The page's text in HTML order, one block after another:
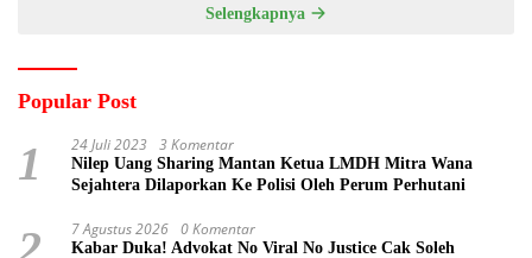
Selengkapnya
Popular Post
1 24 Juli 2023 3 Komentar
Nilep Uang Sharing Mantan Ketua LMDH Mitra Wana
Sejahtera Dilaporkan Ke Polisi Oleh Perum Perhutani
7 Agustus 2026 0 Komentar
Kabar Duka! Advokat No Viral No Justice Cak Soleh